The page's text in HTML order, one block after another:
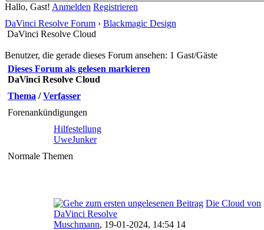
Hallo, Gast! Anmelden Registrieren
DaVinci Resolve Forum › Blackmagic Design
DaVinci Resolve Cloud
Benutzer, die gerade dieses Forum ansehen: 1 Gast/Gäste
Dieses Forum als gelesen markieren
DaVinci Resolve Cloud
Thema /Verfasser
Forenankündigungen
Hilfestellung
UweJunker
Normale Themen
Die Cloud von
DaVinci Resolve
Muschmann, 19-01-2024, 14:54 14